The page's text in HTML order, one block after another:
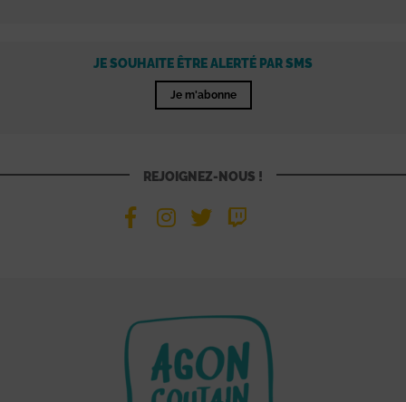
JE SOUHAITE ÊTRE ALERTÉ PAR SMS
Je m'abonne
REJOIGNEZ-NOUS !